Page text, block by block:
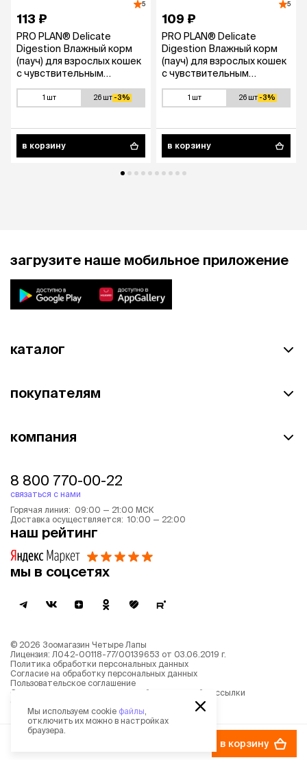
в корзину
5
113 ₽
PRO PLAN® Delicate
Digestion Влажный корм
(пауч) для взрослых кошек
с чувствительным
в соусе, 85 гр.
1 шт 26 шт -3%
в корзину
5
109 ₽
PRO PLAN® Delicate
Digestion Влажный корм
(пауч) для взрослых кошек
с чувствительным
индейкой в соусе, 85 гр.
1 шт 26 шт -3%
в корзину
загрузите наше мобильное приложение
каталог
покупателям
компания
8 800 770-00-22
связаться с нами
Горячая линия: 09:00 — 21:00 МСК
Доставка осуществляется: 10:00 — 22:00
наш рейтинг
мы в соцсетях
© 2026 Зоомагазин Четыре Лапы
Лицензия: Л042-00118-77/00139653 от 03.06.2019 г.
Политика обработки персональных данных
Согласие на обработку персональных данных
Пользовательское соглашение
Согласие на получение новостной и рекламной рассылки
Описание рекомендательных алгоритмов
Мы используем cookie файлы
отключить их можно в настройках
браузера.